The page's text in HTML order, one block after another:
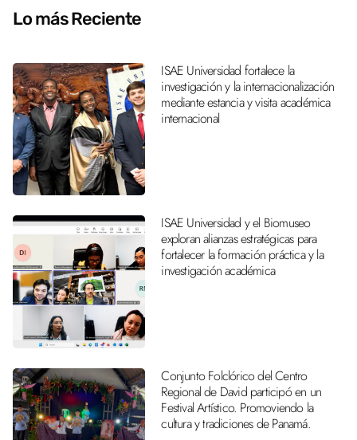
Lo más Reciente
ISAE Universidad fortalece la
investigación y la internacionalización
mediante estancia y visita académica
internacional
ISAE Universidad y el Biomuseo
exploran alianzas estratégicas para
fortalecer la formación práctica y la
investigación académica
Conjunto Folclórico del Centro
Regional de David participó en un
Festival Artístico. Promoviendo la
cultura y tradiciones de Panamá.